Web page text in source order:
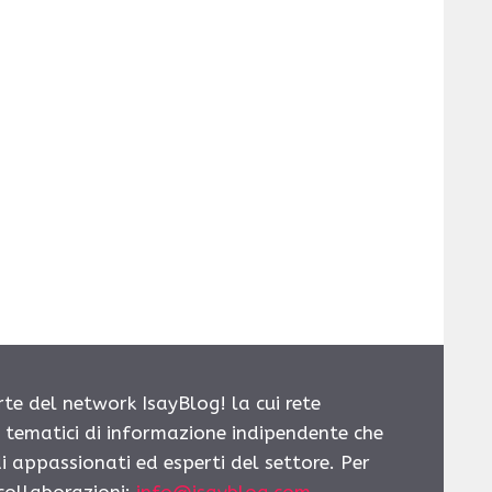
del network IsayBlog! la cui rete
di informazione indipendente che
ed esperti del settore. Per